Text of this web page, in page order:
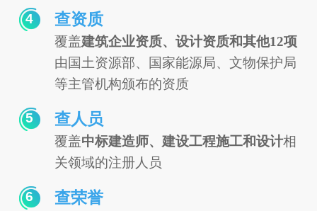
4 查资质
覆盖建筑企业资质、设计资质和其他12项
由国土资源部、国家能源局、文物保护局
等主管机构颁布的资质
5 查人员
覆盖中标建造师、建设工程施工和设计相
关领域的注册人员
6 查荣誉